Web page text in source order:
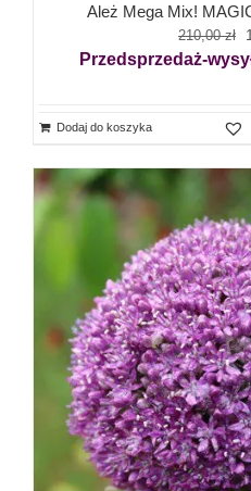
Ależ Mega Mix!
210,00zł
Przedsprzedaż-
Dodaj do koszyka